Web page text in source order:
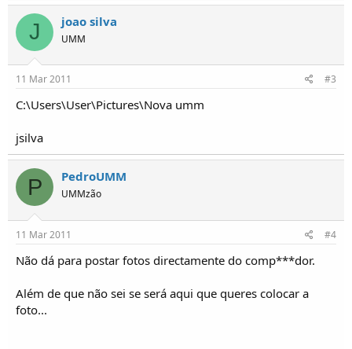
J joao silva
UMM
11 Mar 2011 #3
C:\Users\User\Pictures\Nova umm
jsilva
P PedroUMM
UMMzão
11 Mar 2011 #4
Não dá para postar fotos directamente do comp***dor.
Além de que não sei se será aqui que queres colocar a
foto...